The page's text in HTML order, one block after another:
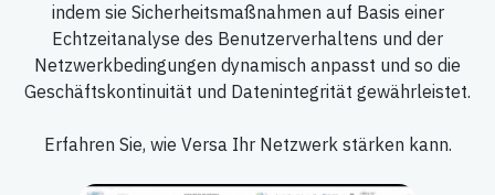
indem sie Sicherheitsmaßnahmen auf Basis einer
Echtzeitanalyse des Benutzerverhaltens und der
Netzwerkbedingungen dynamisch anpasst und so die
Geschäftskontinuität und Datenintegrität gewährleistet.
Erfahren Sie, wie Versa Ihr Netzwerk stärken kann.